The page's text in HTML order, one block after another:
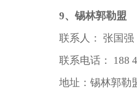
9、锡林郭勒盟
联系人： 张国强
联系电话：
188
地址：锡林郭勒